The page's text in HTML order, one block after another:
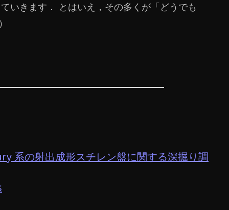
いきます． とはいえ，その多くが「どうでも
系の射出成形スチレン盤に関する深掘り調